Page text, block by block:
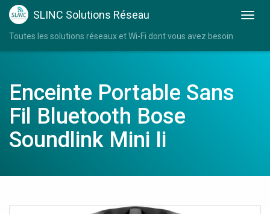
SLINC Solutions Réseau
Toutes les solutions réseaux et Wi-Fi dont vous avez besoin
Enceinte Portable Sans
Fil Bluetooth Bose
Soundlink Mini Ii